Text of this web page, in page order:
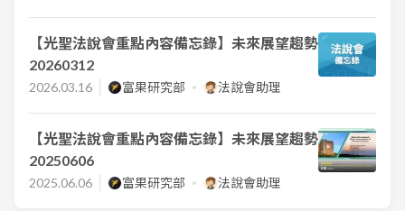
【光聖法說會重點內容備忘錄】未來展望趨勢
20260312
2026.03.16 富果研究部 法說會助理
【光聖法說會重點內容備忘錄】未來展望趨勢
20250606
2025.06.06 富果研究部 法說會助理